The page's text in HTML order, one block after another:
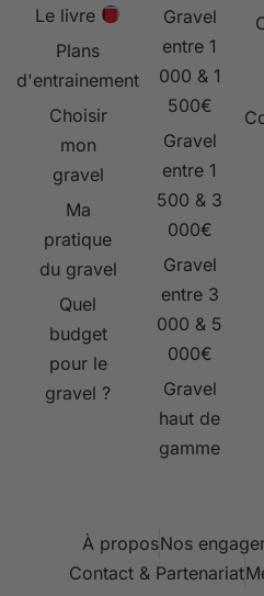
Le livre
Plans
d'entrainement
Choisir
mon
gravel
Ma
pratique
du gravel
Quel
budget
pour le
gravel ?
Gravel
entre 1
000 & 1
500€
Gravel
entre 1
500 & 3
000€
Gravel
entre 3
000 & 5
000€
Gravel
haut de
gamme
À proposNos
Contact & Partenariat